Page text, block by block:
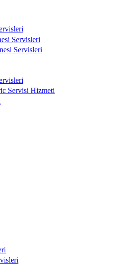
Servisleri
Servisleri
Servisi Hizmeti